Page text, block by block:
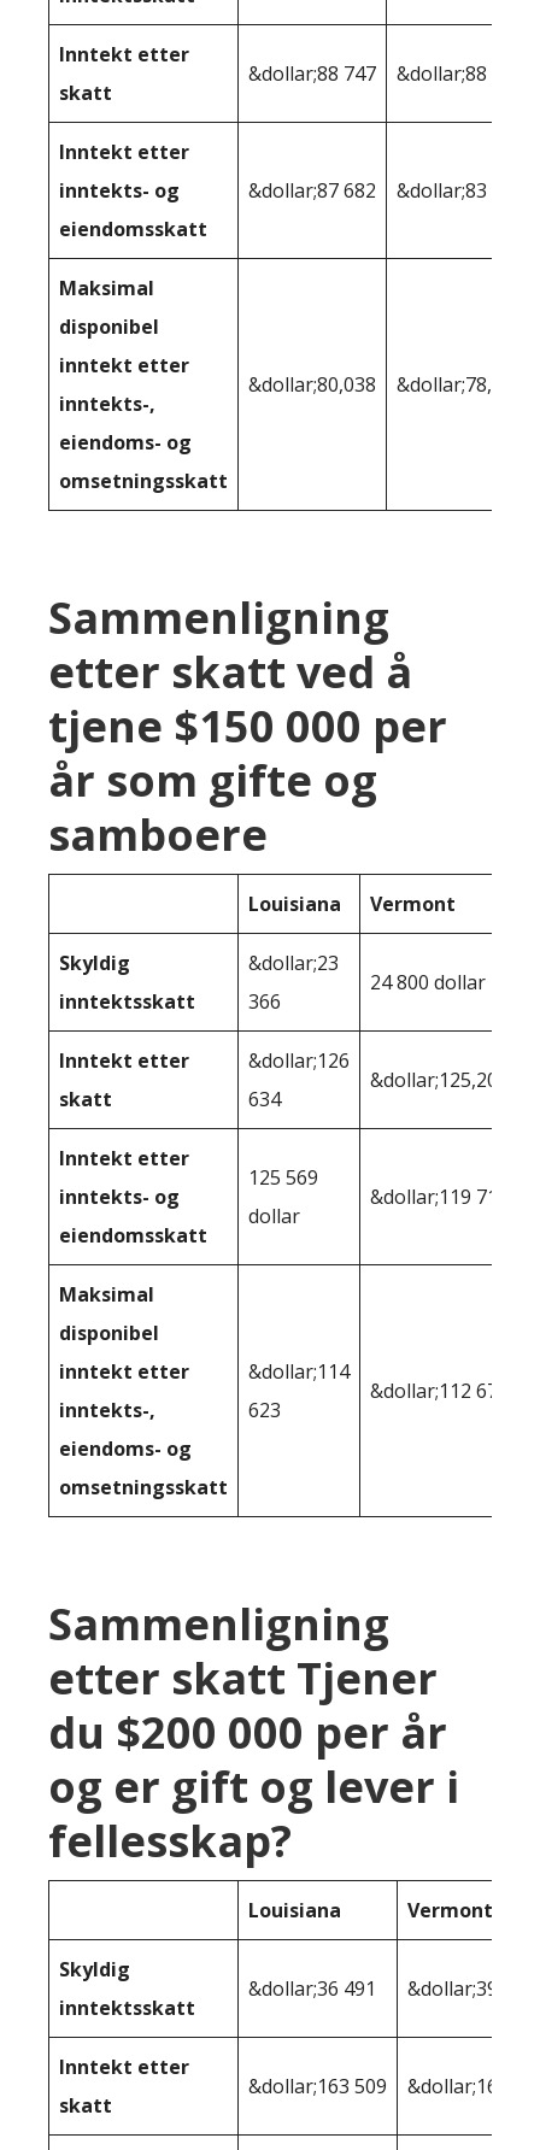
Inntekt etter
skatt
&dollar;88 747 &dollar;88 555
Inntekt etter
inntekts- og
eiendomsskatt
&dollar;87 682 &dollar;83 065
Maksimal
disponibel
inntekt etter
inntekts-,
eiendoms- og
omsetningsskatt
&dollar;80,038 &dollar;78,187
Sammenligning
etter skatt ved å
tjene $150 000 per
år som gifte og
samboere
Louisiana Vermont
Skyldig
inntektsskatt
&dollar;23
366
24 800 dollar
Inntekt etter
skatt
&dollar;126
634
&dollar;125,200
Inntekt etter
inntekts- og
eiendomsskatt
125 569
dollar
&dollar;119 710
Maksimal
disponibel
inntekt etter
inntekts-,
eiendoms- og
omsetningsskatt
&dollar;114
623
&dollar;112 679
Sammenligning
etter skatt Tjener
du $200 000 per år
og er gift og lever i
fellesskap?
Louisiana Vermont
Skyldig
inntektsskatt
&dollar;36 491 &dollar;39,233
Inntekt etter
skatt
&dollar;163 509 &dollar;160